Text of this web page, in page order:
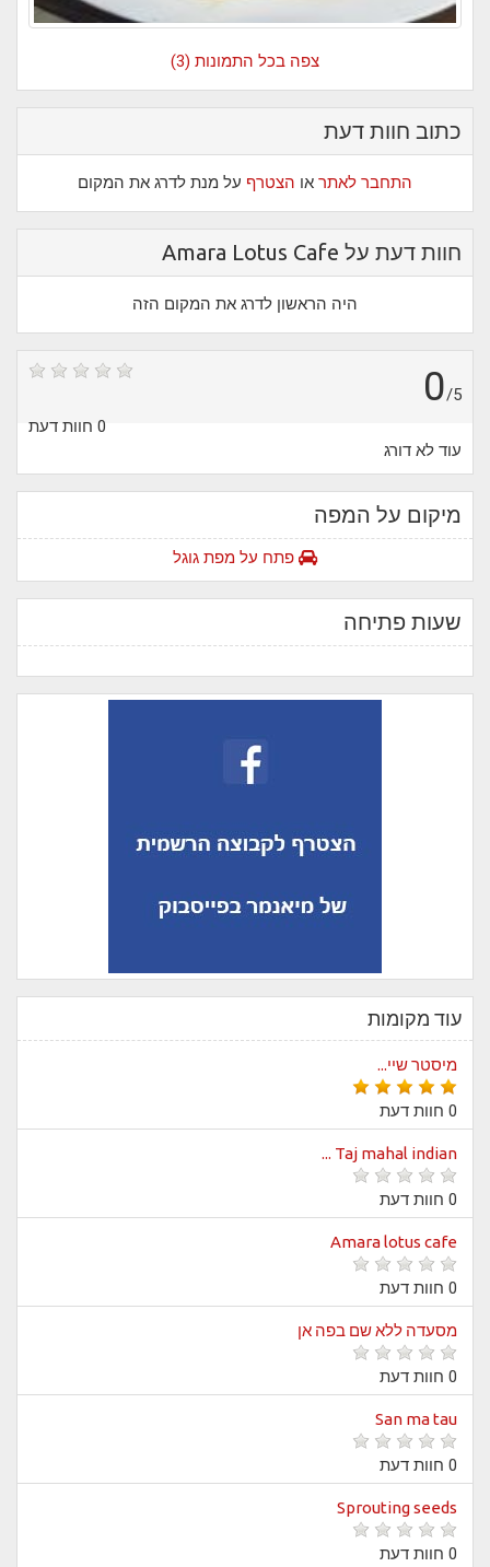
צפה בכל התמונות (3)
כתוב חוות דעת
התחבר לאתר או הצטרף על מנת לדרג את המקום
חוות דעת על Amara Lotus Cafe
היה הראשון לדרג את המקום הזה
0/5
0 חוות דעת
עוד לא דורג
מיקום על המפה
פתח על מפת גוגל
שעות פתיחה
עוד מקומות
מיסטר שיי...
0 חוות דעת
Taj mahal indian ...
0 חוות דעת
Amara lotus cafe
0 חוות דעת
מסעדה ללא שם בפה אן
0 חוות דעת
San ma tau
0 חוות דעת
Sprouting seeds
0 חוות דעת